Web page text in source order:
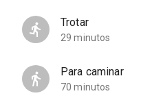
Trotar
29 minutos
Para caminar
70 minutos